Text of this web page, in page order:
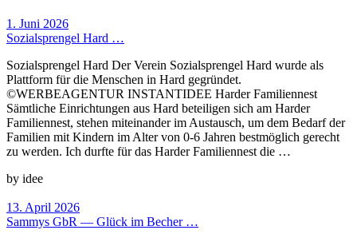
1. Juni 2026
Sozialsprengel Hard …
Sozialsprengel Hard Der Verein Sozialsprengel Hard wurde als
Plattform für die Menschen in Hard gegründet.
©WERBEAGENTUR INSTANTIDEE Harder Familiennest
Sämtliche Einrich­tungen aus Hard beteiligen sich am Harder
Familien­nest, stehen miteinander im Aus­tausch, um dem Bedarf der
Familien mit Kindern im Alter von 0-6 Jahren best­möglich gerecht
zu werden. Ich durfte für das Harder Familien­nest die …
by idee
13. April 2026
Sammys GbR — Glück im Becher …